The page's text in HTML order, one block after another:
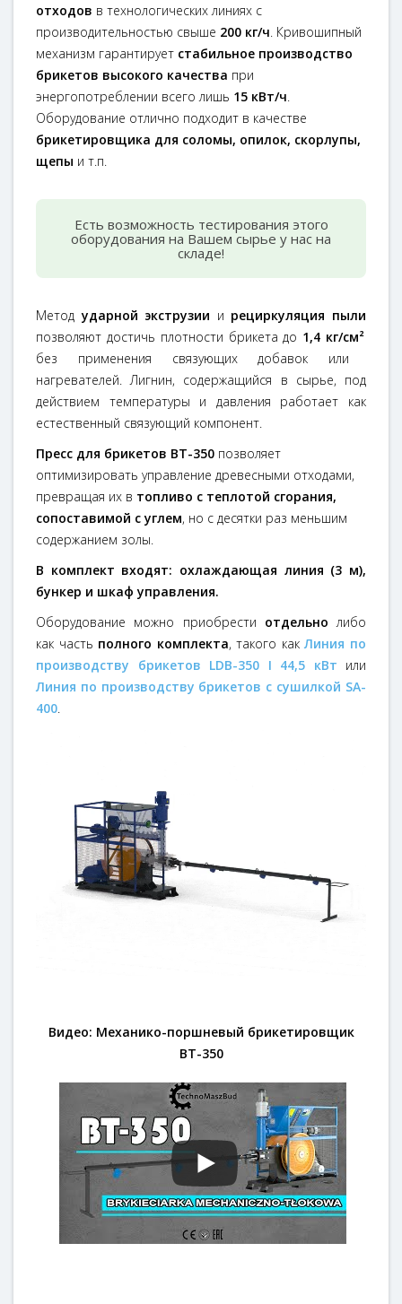
отходов в технологических линиях с
производительностью свыше 200 кг/ч . Кривошипный
механизм гарантирует стабильное производство
брикетов высокого качества при
энергопотреблении всего лишь 15 кВт/ч
Оборудование отлично подходит в качестве
брикетировщика для соломы, опилок, скорлупы,
щепы и т.п.
Есть возможность тестирования этого
оборудования на Вашем сырье у нас на
складе!
Методударной экструзии и рециркуляция пыли
позволяют достичь плотности брикета до 1,4 кг/см²
без применения связующих добавок или
нагревателей. Лигнин, содержащийся в сырье, под
действием температуры и давления работает как
естественный связующий компонент.
Пресс для брикетов BT-350 позволяет
оптимизировать управление древесными отходами,
превращая их в топливо с теплотой сгорания,
сопоставимой с углем, но с десятки раз меньшим
содержанием золы.
В комплект входят: охлаждающая линия (3 м),
бункер и шкаф управления.
Оборудование можно приобрести отдельно либо
как часть полного комплекта, такого какЛиния по
производству брикетов LDB-350 I 44,5 кВт или
Линия по производству брикетов с сушилкой SA-
400
Видео: Механико-поршневый брикетировщик
BT-350